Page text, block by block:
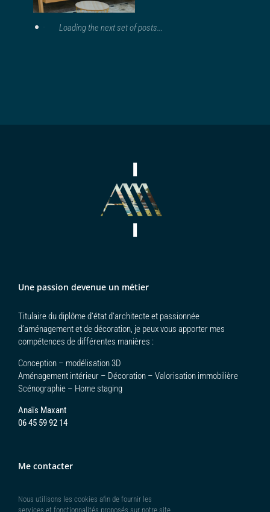
Loading the next set of posts...
Une passion devenue un métier
Titulaire du diplôme d’état d’architecte et passionnée
d’aménagement et de décoration, je peux vous apporter mes
compétences de différentes manières :
Conception – modélisation 3D
Aménagement intérieur – Décoration – Valorisation immobilière
Scénographie – Home staging
Anaïs Maxant
06 45 59 92 14
Me contacter
Nous utilisons les cookies afin de fournir les
services et fonctionnalités proposés sur notre site